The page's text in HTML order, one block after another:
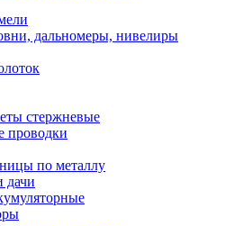
дальномеры, нивелиры
стержневые
проводки
по металлу
дачи